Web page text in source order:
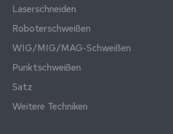
Laserschneiden
Roboterschweißen
WIG/MIG/MAG-Schweißen
Punktschweißen
Satz
Weitere Techniken